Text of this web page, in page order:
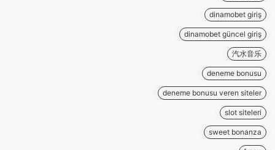
dinamobet giriş
dinamobet güncel giriş
汽水音乐
deneme bonusu
deneme bonusu veren siteler
slot siteleri
sweet bonanza